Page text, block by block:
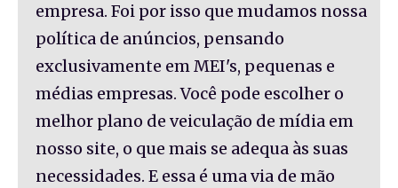
empresa. Foi por isso que mudamos nossa
política de anúncios, pensando
exclusivamente em MEI's, pequenas e
médias empresas. Você pode escolher o
melhor plano de veiculação de mídia em
nosso site, o que mais se adequa às suas
necessidades. E essa é uma via de mão